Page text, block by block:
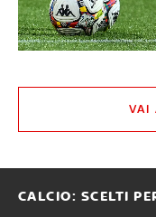
VAI
CALCIO: SCELTI